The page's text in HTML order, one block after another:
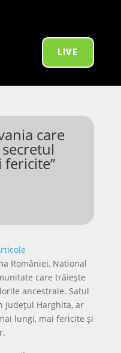
LIVE
care
României, National
care trăiește
ancestrale. Satul
județul Harghita, ar
lungi, mai fericite și